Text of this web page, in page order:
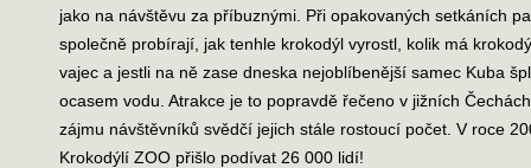
jako na návštěvu za příbuznými. Při opakovaných setkáních
společně probírají, jak tenhle krokodýl vyrostl, kolik má
vajec a jestli na ně zase dneska nejoblíbenější samec Kuba
ocasem vodu. Atrakce je to popravdě řečeno v jižních
zájmu návštěvníků svědčí jejich stále rostoucí počet. V roce
Krokodýlí ZOO přišlo podívat 26 000 lidí!